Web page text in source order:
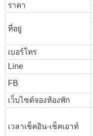
ราคา
ที่อยู่
เบอร์โทร
Line
FB
เว็บไซต์จองห้องพัก
เวลาเช็คอิน-เช็คเอาท์